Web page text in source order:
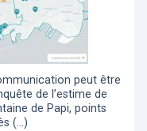
peut être
de l’estime de
de Papi, points
(…)